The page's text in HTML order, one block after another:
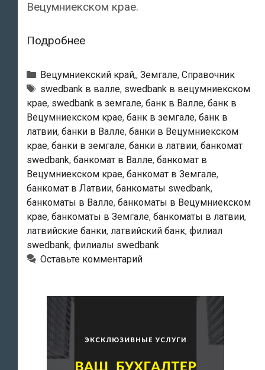
Вецумниекском крае.
ПодробнееSwedbank
Банкоматы
в
Валле
Рубрики
Вецумниекский край,, Земгале, Справочник
Тэги
swedbank в валле, swedbank в вецумниекском
крае, swedbank в земгале, банк в Валле, банк в
Вецумниекском крае, банк в земгале, банк в
латвии, банки в Валле, банки в Вецумниекском
крае, банки в земгале, банки в латвии, банкомат
swedbank, банкомат в Валле, банкомат в
Вецумниекском крае, банкомат в Земгале,
банкомат в Латвии, банкоматы swedbank,
банкоматы в Валле, банкоматы в Вецумниекском
крае, банкоматы в Земгале, банкоматы в латвии,
латвийские банки, латвийский банк, филиал
swedbank, филиалы swedbank
Оставьте комментарий